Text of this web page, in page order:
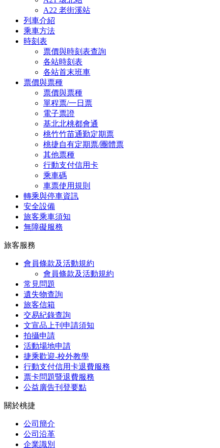
A22 老街溪站
列車介紹
乘車方法
時刻表
票價與時刻表查詢
各站時刻表
各站首末班車
票價與票種
票價與票種
單程票/一日票
電子票證
基北北桃都會通
桃竹竹苗通勤定期票
桃捷自有定期票/團體票
其他票種
行動支付信用卡
乘車碼
車票使用規則
轉乘與停車資訊
安全設備
旅客乘車須知
無障礙服務
旅客服務
會員條款及活動規約
會員條款及活動規約
常見問題
遺失物查詢
旅客信箱
交易紀錄查詢
文宣品上刊申請須知
拍攝申請
活動場地申請
捷乘歡迎-校外教學
行動支付信用卡退費服務
票卡問題暨退費服務
公益廣告刊登要點
關於桃捷
公司簡介
公司沿革
企業識別